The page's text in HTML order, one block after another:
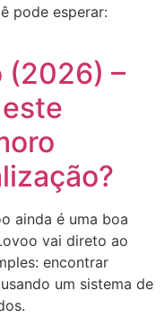
pode esperar:
(2026) –
ainda é uma boa
vai direto ao
encontrar
um sistema de